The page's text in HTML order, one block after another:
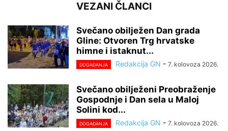
VEZANI ČLANCI
Svečano obilježen Dan grada
Gline: Otvoren Trg hrvatske
himne i istaknut...
DOGAĐANJA Redakcija GN - 7. kolovoza 2026.
Svečano obilježeni Preobraženje
Gospodnje i Dan sela u Maloj
Solini kod...
DOGAĐANJA Redakcija GN - 7. kolovoza 2026.